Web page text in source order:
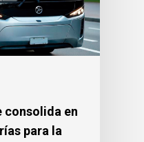
consolida en
para la